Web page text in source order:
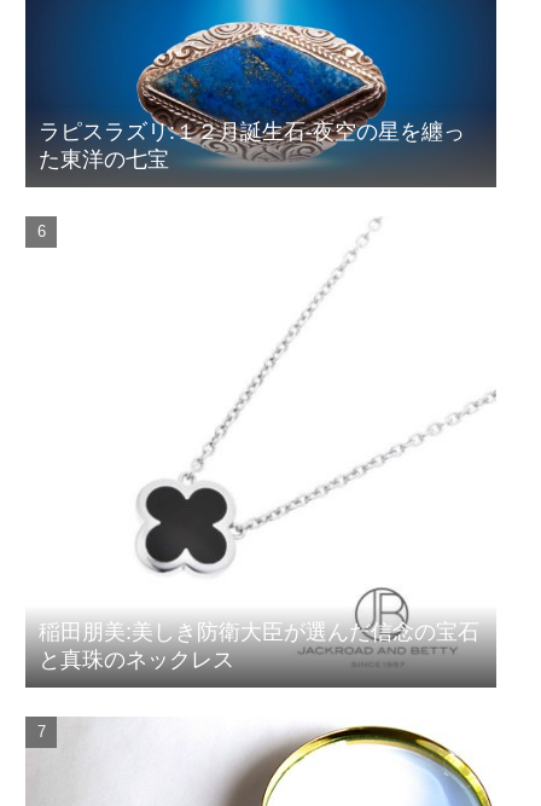
ラピスラズリ:１２月誕生石-夜空の星を纏っ
た東洋の七宝
稲田朋美:美しき防衛大臣が選んだ信念の宝石
と真珠のネックレス